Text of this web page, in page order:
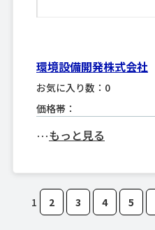
環境設備開発株式会社
お気に入り数：0
価格帯：
･･･もっと見る
1 2 3 4 5